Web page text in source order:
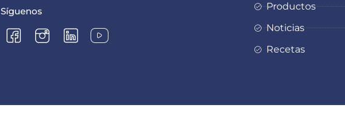
Síguenos
Productos
Noticias
Recetas